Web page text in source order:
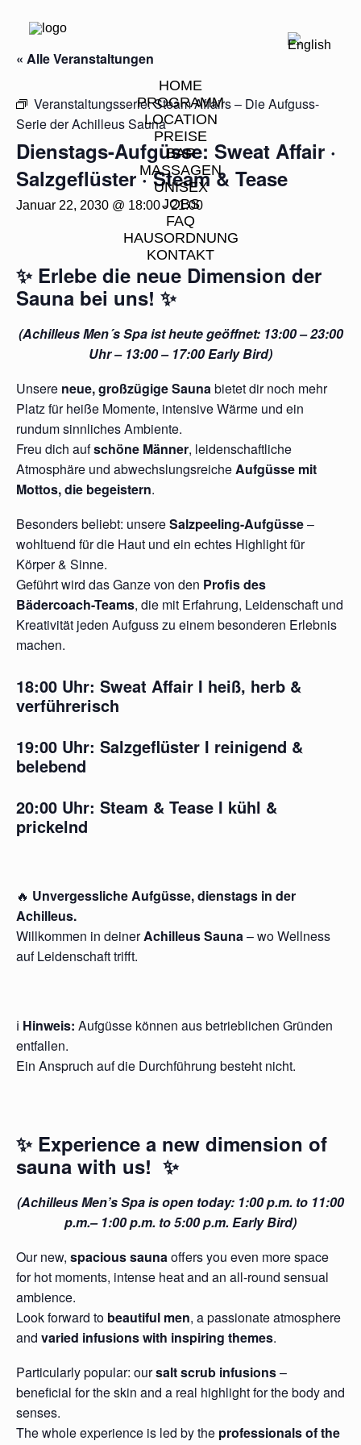
HOME
PROGRAMM
LOCATION
PREISE
BAR
MASSAGEN
UNISEX
JOBS
FAQ
HAUSORDNUNG
KONTAKT
« Alle Veranstaltungen
Veranstaltungsserie:Steam Affairs – Die Aufguss-
Serie der Achilleus Sauna
Dienstags-Aufgüsse: Sweat Affair ·
Salzgeflüster · Steam & Tease
Januar 22, 2030 @ 18:00-21:00
✨ Erlebe die neue Dimension der
Sauna bei uns! ✨
(Achilleus Men´s Spa ist heute geöffnet: 13:00 – 23:00
Uhr – 13:00 – 17:00 Early Bird)
Unsere neue, großzügige Saunabietet dir noch mehr
Platz für heiße Momente, intensive Wärme und ein
rundum sinnliches Ambiente.
Freu dich aufschöne Männer, leidenschaftliche
Atmosphäre und abwechslungsreicheAufgüsse mit
Mottos, die begeistern.
Besonders beliebt: unsereSalzpeeling-Aufgüsse–
wohltuend für die Haut und ein echtes Highlight für
Körper & Sinne.
Geführt wird das Ganze von den Profis des
Bädercoach-Teams, die mit Erfahrung, Leidenschaft und
Kreativität jeden Aufguss zu einem besonderen Erlebnis
machen.
18:00 Uhr: Sweat Affair I heiß, herb &
verführerisch
19:00 Uhr: Salzgeflüster I reinigend &
belebend
20:00 Uhr: Steam & Tease I kühl &
prickelnd
🔥 Unvergessliche Aufgüsse, dienstags in der
Achilleus.
Willkommen in deinerAchilleus Sauna– wo Wellness
auf Leidenschaft trifft.
ℹ️ Hinweis: Aufgüsse können aus betrieblichen Gründen
entfallen.
Ein Anspruch auf die Durchführung besteht nicht.
✨ Experience a new dimension of
sauna with us! ✨
(Achilleus Men’s Spa is open today: 1:00 p.m. to 11:00
p.m.– 1:00 p.m. to 5:00 p.m. Early Bird)
Our new, spacious saunaoffers you even more space
for hot moments, intense heat and an all-round sensual
ambience.
Look forward to beautiful men, a passionate atmosphere
and varied infusions with inspiring themes.
Particularly popular: oursalt scrub infusions–
beneficial for the skin and a real highlight for the body and
senses.
The whole experience is led by the professionals of the